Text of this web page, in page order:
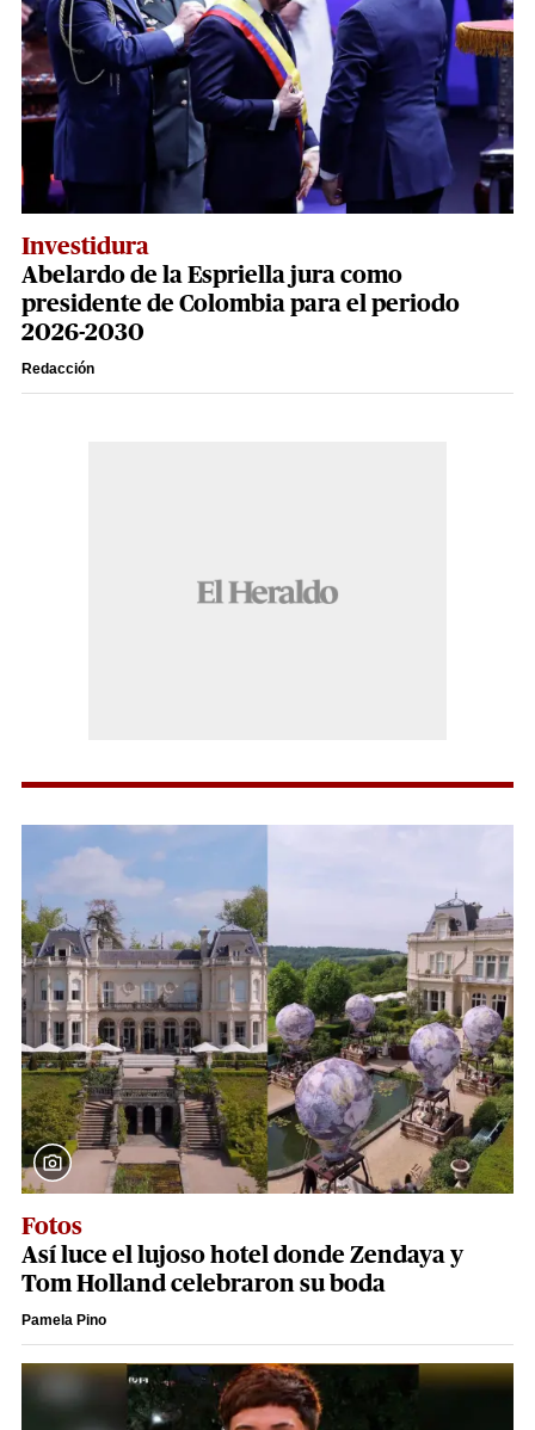
Investidura
Abelardo de la Espriella jura como
presidente de Colombia para el periodo
2026-2030
Redacción
Fotos
Así luce el lujoso hotel donde Zendaya y
Tom Holland celebraron su boda
Pamela Pino